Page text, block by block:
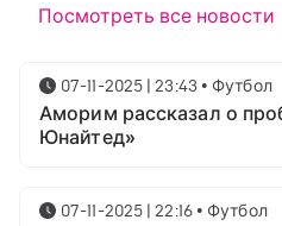
Посмотреть все новости
07-11-2025 | 23:43 • Футбол
Аморим рассказал о
Юнайтед»
07-11-2025 | 22:16 • Футбол